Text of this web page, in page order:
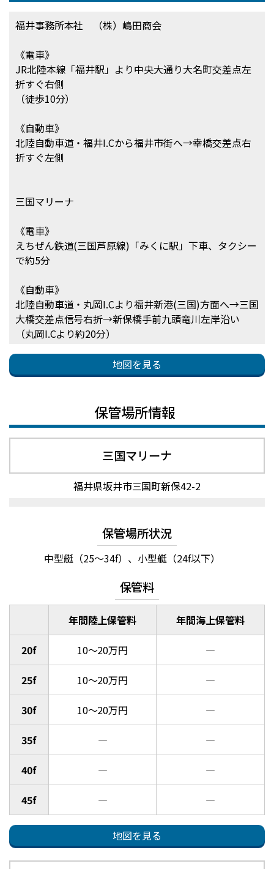
福井事務所本社 （株）嶋田商会
《電車》
JR北陸本線「福井駅」より中央大通り大名町交差点左
折すぐ右側
（徒歩10分）
《自動車》
北陸自動車道・福井I.Cから福井市街へ→幸橋交差点右
折すぐ左側
三国マリーナ
《電車》
えちぜん鉄道(三国芦原線)「みくに駅」下車、タクシー
で約5分
《自動車》
北陸自動車道・丸岡I.Cより福井新港(三国)方面へ→三国
大橋交差点信号右折→新保橋手前九頭竜川左岸沿い
（丸岡I.Cより約20分）
地図を見る
保管場所情報
三国マリーナ
福井県坂井市三国町新保42-2
保管場所状況
中型艇（25～34f）、小型艇（24f以下）
保管料
年間陸上保管料 年間海上保管料
20f 10～20万円 ―
25f 10～20万円 ―
30f 10～20万円 ―
35f ― ―
40f ― ―
45f ― ―
地図を見る